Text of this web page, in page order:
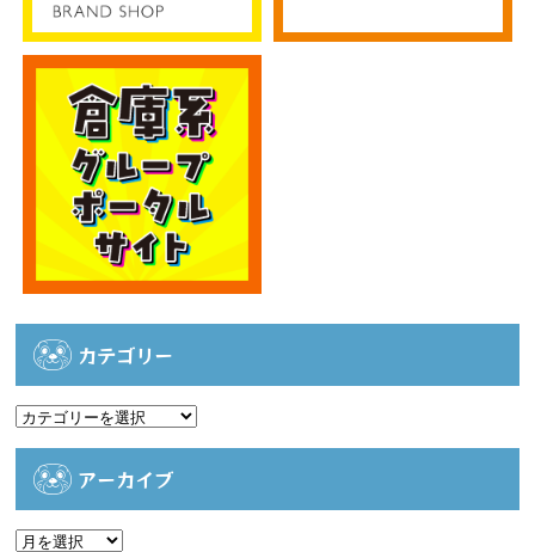
カテゴリー
カ
アーカイブ
ア